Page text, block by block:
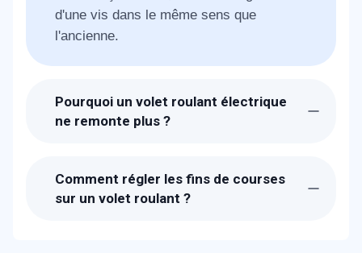
d'une vis dans le même sens que
l'ancienne.
Pourquoi un volet roulant électrique
ne remonte plus ?
plusieurs causes : moteur en panne,
télécommande qui ne fonctionne plus, ou
Comment régler les fins de courses
sur un volet roulant ?